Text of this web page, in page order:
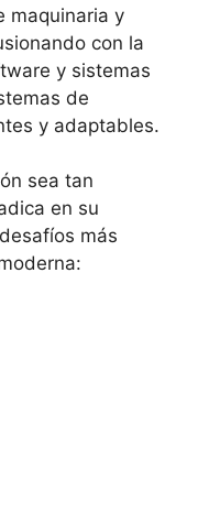
maquinaria y
con la
y sistemas
de
y adaptables.
sea tan
en su
más